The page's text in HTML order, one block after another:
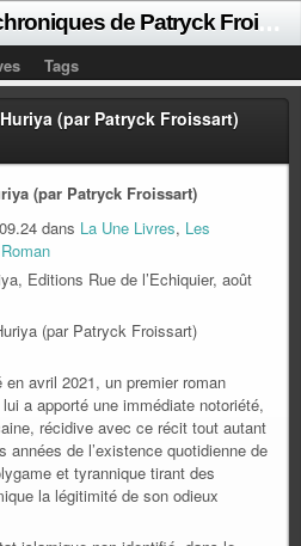
Tags
(par Patryck Froissart)
(par Patryck Froissart)
dans La Une Livres, Les
Roman
Editions Rue de l’Echiquier, août
avril 2021, un premier roman
a apporté une immédiate notoriété,
récidive avec ce récit tout autant
années de l’existence quotidienne de
et tyrannique tirant des
la légitimité de son odieux